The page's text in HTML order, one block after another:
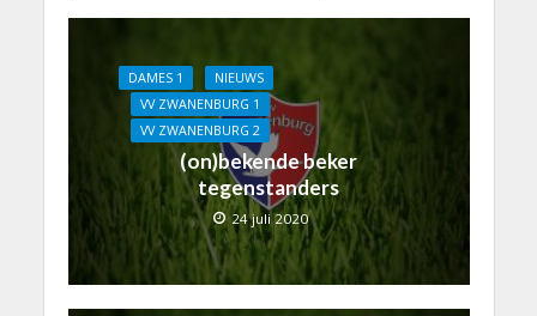
DAMES 1
NIEUWS
VV ZWANENBURG 1
VV ZWANENBURG 2
(on)bekende beker
tegenstanders
24 juli 2020